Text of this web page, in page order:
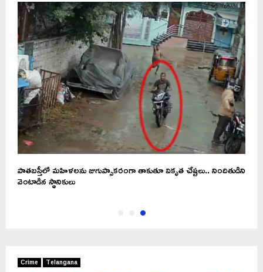
పాతబస్తీలో మహిళలను జుగుప్సాకరంగా తాకుతూ వికృత చేష్టలు.. నిందితుడిని
వెంటాడిన స్థానికులు
Crime Telangana